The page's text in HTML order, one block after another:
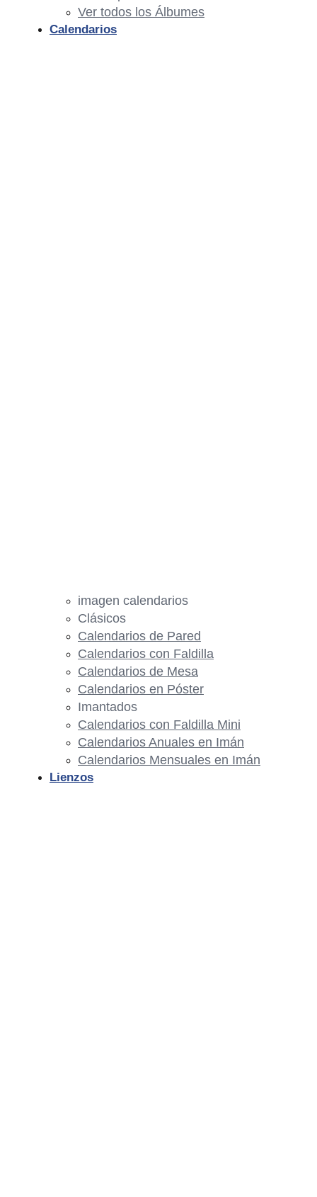
Ver todos los Álbumes
Calendarios
imagen calendarios
Clásicos
Calendarios de Pared
Calendarios con Faldilla
Calendarios de Mesa
Calendarios en Póster
Imantados
Calendarios con Faldilla Mini
Calendarios Anuales en Imán
Calendarios Mensuales en Imán
Lienzos